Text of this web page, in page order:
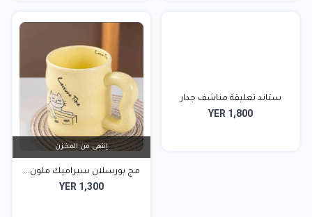
ستاند تعليقة مناشف جدار
YER 1,800
إنتهى من المخزن
مج بورسلان سيراميك ملون...
YER 1,300